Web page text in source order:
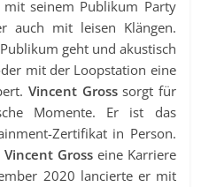
seinem Publikum Party
auch mit leisen Klängen.
geht und akustisch
mit der Loopstation eine
Vincent Grosssorgt für
Momente. Er ist das
Zertifikat in Person.
Vincent Grosseine Karriere
2020 lancierte er mit